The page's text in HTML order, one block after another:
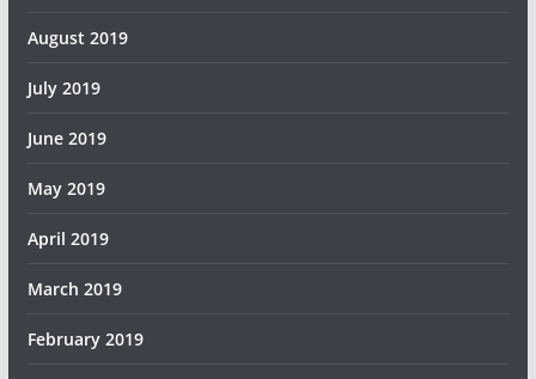
August 2019
July 2019
June 2019
May 2019
April 2019
March 2019
February 2019